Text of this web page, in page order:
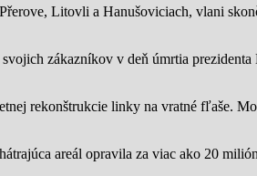
Litovli a Hanušoviciach, vlani
zákazníkov v deň úmrtia
rekonštrukcie linky na vratné fľaše.
areál opravila za viac ako 20